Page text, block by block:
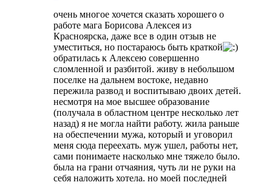
очень многое хочется сказать хорошего о
работе мага Борисова Алексея из
Красноярска, даже все в один отзыв не
уместиться, но постараюсь быть краткой
обратилась к Алексею совершенно
сломленной и разбитой. живу в небольшом
поселке на дальнем востоке, недавно
пережила развод и воспитываю двоих детей.
несмотря на мое высшее образование
(получала в областном центре несколько лет
назад) я не могла найти работу. жила раньше
на обеспечении мужа, который и уговорил
меня сюда переехать. муж ушел, работы нет,
сами понимаете насколько мне тяжело было.
была на грани отчаяния, чуть ли не руки на
себя наложить хотела. но моей последней